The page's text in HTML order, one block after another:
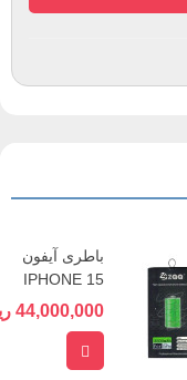
باطری آیفون
IPHONE 15
Pro برند ZQQ
44,000,000 ریال